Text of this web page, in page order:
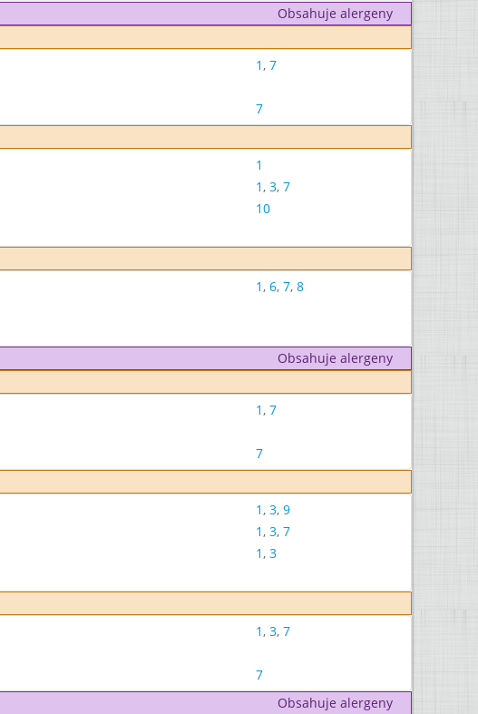
Obsahuje alergeny
1, 7
7
1
1, 3, 7
10
1, 6, 7, 8
Obsahuje alergeny
1, 7
7
1, 3, 9
1, 3, 7
1, 3
1, 3, 7
7
Obsahuje alergeny